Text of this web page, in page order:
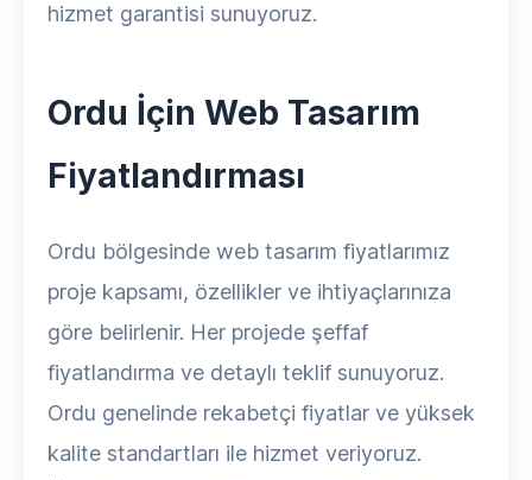
hizmet garantisi sunuyoruz.
Ordu İçin Web Tasarım
Fiyatlandırması
Ordu bölgesinde web tasarım fiyatlarımız
proje kapsamı, özellikler ve ihtiyaçlarınıza
göre belirlenir. Her projede şeffaf
fiyatlandırma ve detaylı teklif sunuyoruz.
Ordu genelinde rekabetçi fiyatlar ve yüksek
kalite standartları ile hizmet veriyoruz.